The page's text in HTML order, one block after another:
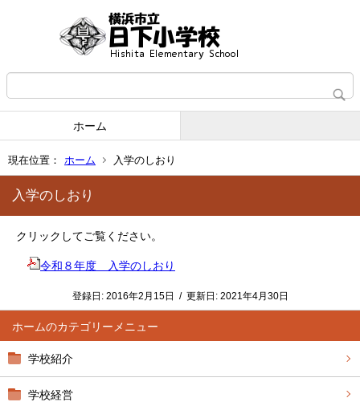
ホーム
現在位置： ホーム 入学のしおり
ホーム
学校紹介
学校経営
入学のしおり
クリックしてご覧ください。
令和８年度 入学のしおり
登録日: 2016年2月15日 / 更新日: 2021年4月30日